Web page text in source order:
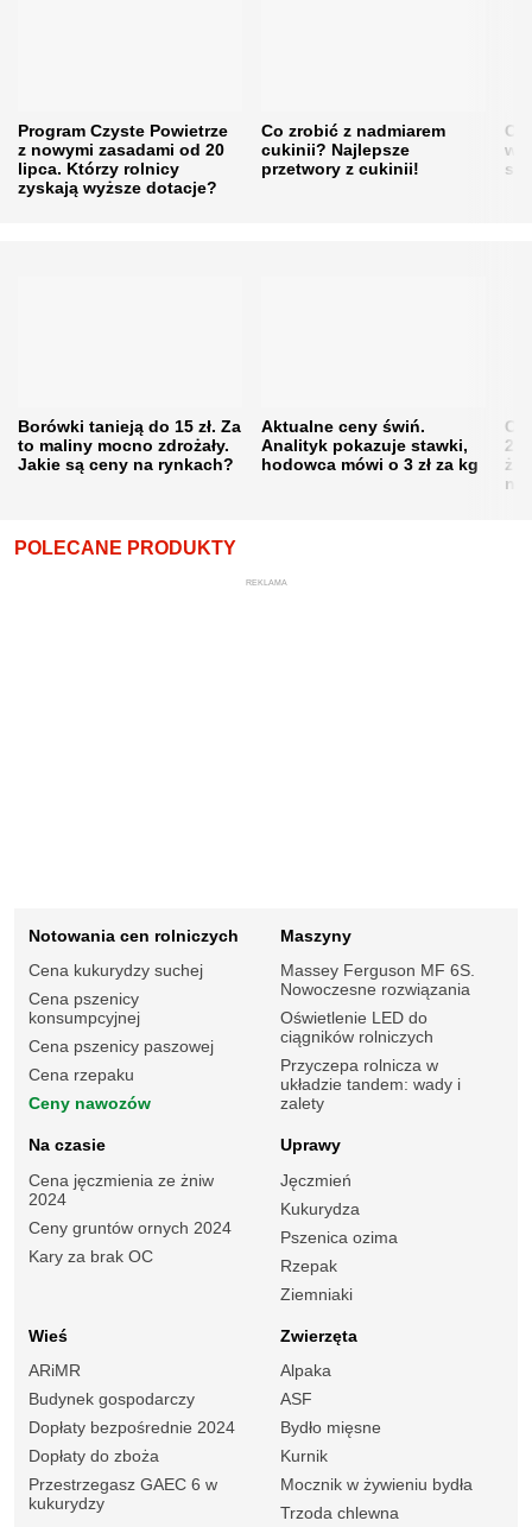
Program Czyste Powietrze
z nowymi zasadami od 20
lipca. Którzy rolnicy
zyskają wyższe dotacje?
Co zrobić z nadmiarem
cukinii? Najlepsze
przetwory z cukinii!
w
Borówki tanieją do 15 zł. Za
to maliny mocno zdrożały.
Jakie są ceny na rynkach?
Aktualne ceny świń.
Analityk pokazuje stawki,
hodowca mówi o 3 zł za kg
POLECANE PRODUKTY
REKLAMA
Notowania cen rolniczych
Cena kukurydzy suchej
Cena pszenicy
konsumpcyjnej
Cena pszenicy paszowej
Cena rzepaku
Ceny nawozów
Maszyny
Massey Ferguson MF 6S.
Nowoczesne rozwiązania
Oświetlenie LED do
ciągników rolniczych
Przyczepa rolnicza w
układzie tandem: wady i
zalety
Na czasie
Cena jęczmienia ze żniw
2024
Ceny gruntów ornych 2024
Kary za brak OC
Uprawy
Jęczmień
Kukurydza
Pszenica ozima
Rzepak
Ziemniaki
Wieś
ARiMR
Budynek gospodarczy
Dopłaty bezpośrednie 2024
Dopłaty do zboża
Przestrzegasz GAEC 6 w
kukurydzy
Zwierzęta
Alpaka
ASF
Bydło mięsne
Kurnik
Mocznik w żywieniu bydła
Trzoda chlewna